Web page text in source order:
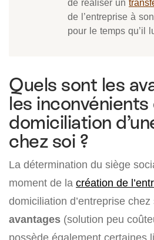
de réaliser un
de l’entreprise à
pour le temps qu’il
Quels sont les
les inconvénients
domiciliation
chez soi ?
La détermination du siège
moment de la création de
domiciliation d’entreprise
avantages (solution peu
possède également certaines